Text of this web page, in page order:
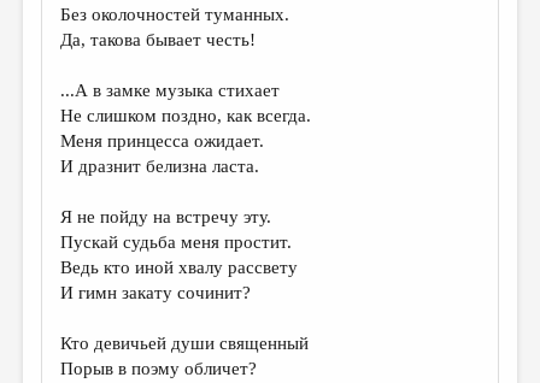
КОНКУРСЫ
КНИЖНАЯ ПОЛКА
ОБЗОР ЛИТЕРАТУРЫ
ОБЪЯВЛЕНИЯ
КОЛОНКА РЕДАКТОРА
ОТ РЕДАКЦИИ
Без околочностей туманных.
Да, такова бывает честь!
...А в замке музыка стихает
Не слишком поздно, как всегда.
Меня принцесса ожидает.
И дразнит белизна ласта.
Я не пойду на встречу эту.
Пускай судьба меня простит.
Ведь кто иной хвалу рассвету
И гимн закату сочинит?
Кто девичьей души священный
Порыв в поэму обличет?